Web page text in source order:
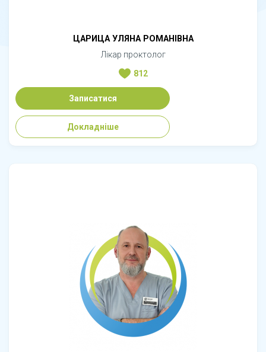
ЦАРИЦА УЛЯНА РОМАНІВНА
Лікар проктолог
812
Записатися
Докладніше